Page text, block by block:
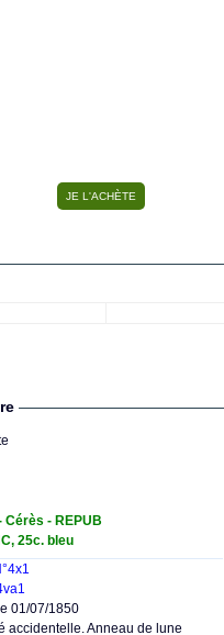
Cérès - REPUB
25c. bleu
01/07/1850
accidentelle. Anneau de lune